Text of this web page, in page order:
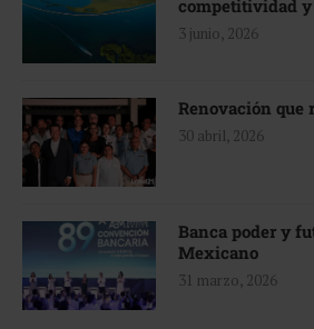
competitividad
3 junio, 2026
Renovación que
30 abril, 2026
Banca poder y
Mexicano
31 marzo, 2026